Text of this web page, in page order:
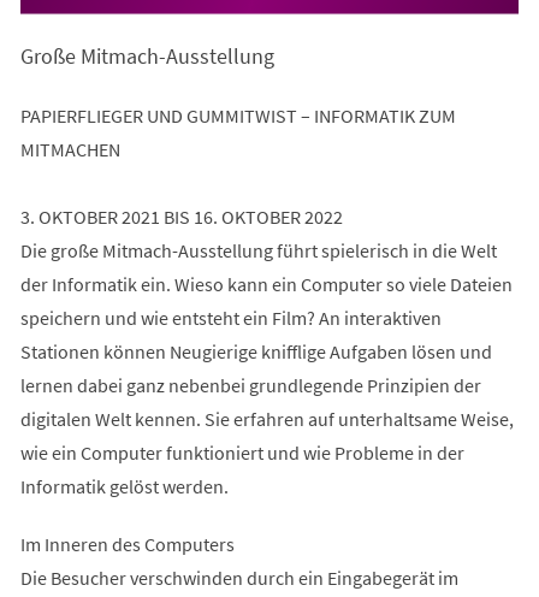
Große Mitmach-Ausstellung
PAPIERFLIEGER UND GUMMITWIST – INFORMATIK ZUM
MITMACHEN
3. OKTOBER 2021 BIS 16. OKTOBER 2022
Die große Mitmach-Ausstellung führt spielerisch in die Welt
der Informatik ein. Wieso kann ein Computer so viele Dateien
speichern und wie entsteht ein Film? An interaktiven
Stationen können Neugierige knifflige Aufgaben lösen und
lernen dabei ganz nebenbei grundlegende Prinzipien der
digitalen Welt kennen. Sie erfahren auf unterhaltsame Weise,
wie ein Computer funktioniert und wie Probleme in der
Informatik gelöst werden.
Im Inneren des Computers
Die Besucher verschwinden durch ein Eingabegerät im